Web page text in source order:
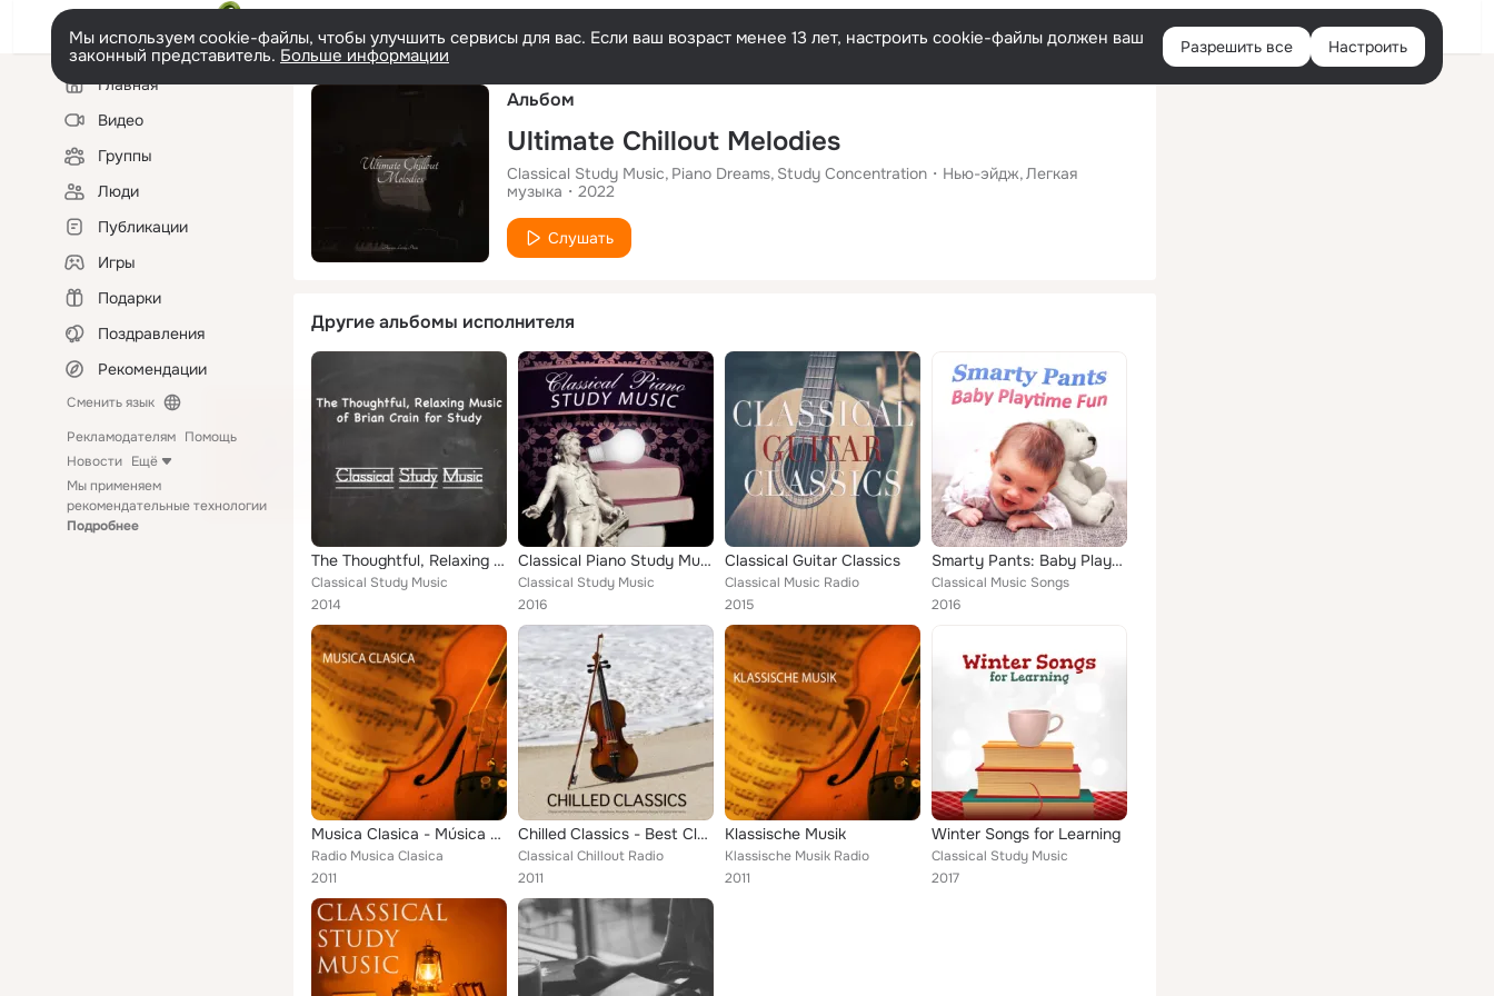
Русский Войти
Мы используем cookie-файлы, чтобы улучшить сервисы для вас. Если ваш возраст менее 13 лет, настроить cookie-файлы должен ваш
законный представитель. Больше информации Разрешить все Настроить
Левая
колонкаГлавная
Видео
Группы
Люди
Публикации
Игры
Подарки
Поздравления
Рекомендации
Сменить язык
Рекламодателям Помощь
Новости Ещё
Мы применяем
рекомендательные технологии
Подробнее
Альбом
Ultimate Chillout Melodies
Classical Study Music Piano Dreams Study Concentration Нью-эйдж Легкая
музыка
2022
Слушать
Другие альбомы исполнителя
The Thoughtful, Relaxing Music of Brian Crain for Study
Classical Study Music
2014
Classical Piano Study Music – Relaxing Study and Reading Classics, Bach to Work, Effective Study, Mozart, Beethoven
Classical Study Music
2016
Classical Guitar Classics
Classical Music Radio
2015
Smarty Pants: Baby Playtime Fun – Classical Bach Music for Babies, Einstein's Generation, Bright Mind Kids
Classical Music Songs
2016
Musica Clasica - Música Clásica de Relajacion, Debussy Claro de Luna, Para Elisa Beethoven y Lo Mejor de la Musica Clasica Music...
Radio Musica Clasica
2011
Chilled Classics - Best Classical Chill Out Music for Relaxation, Background Music for Meditation, Massage, Yoga, Tai Chi, Reiki...
Classical Chillout Radio
2011
Klassische Musik
Klassische Musik Radio
2011
Winter Songs for Learning
Classical Study Music
2017